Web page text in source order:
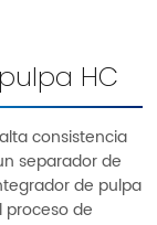
HC
consistencia
separador de
de pulpa
proceso de